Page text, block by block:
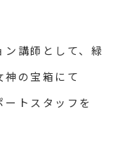
講師として、緑
神の宝箱にて
ートスタッフを